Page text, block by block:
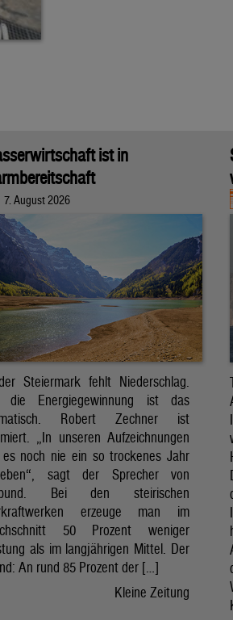
ist in
7. August 2026
Steiermark fehlt Niederschlag.
die Energiegewinnung ist das
Robert Zechner ist
„In unseren Aufzeichnungen
noch nie ein so trockenes Jahr
sagt der Sprecher von
Bei den steirischen
erzeuge man im
50 Prozent weniger
als im langjährigen Mittel. Der
An rund 85 Prozent der […]
Kleine Zeitung